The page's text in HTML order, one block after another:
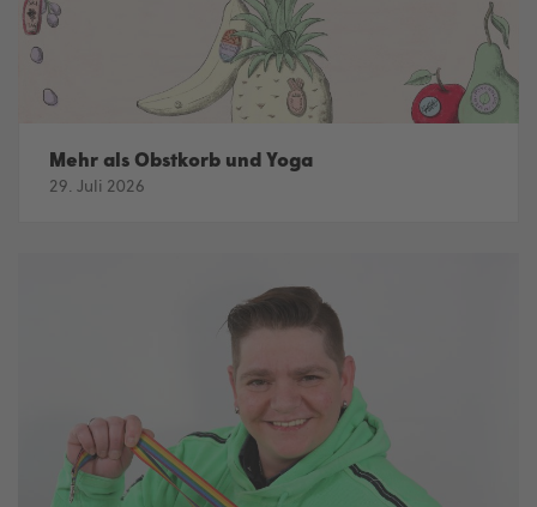
Mehr als Obstkorb und Yoga
29. Juli 2026